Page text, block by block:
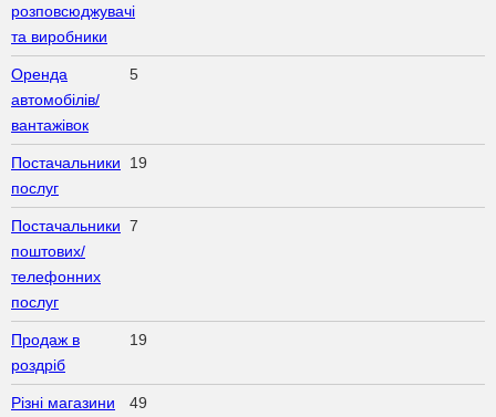
розповсюджувачі
та виробники
Оренда
автомобілів/
вантажівок
5
Постачальники
послуг
19
Постачальники
поштових/
телефонних
послуг
7
Продаж в
роздріб
19
Різні магазини 49